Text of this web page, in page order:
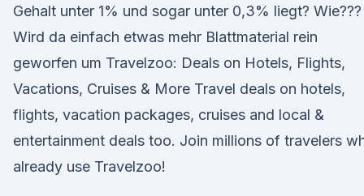
Gehalt unter 1% und sogar unter 0,3% liegt? Wie???
Wird da einfach etwas mehr Blattmaterial rein
geworfen um Travelzoo: Deals on Hotels, Flights,
Vacations, Cruises & More Travel deals on hotels,
flights, vacation packages, cruises and local &
entertainment deals too. Join millions of travelers
already use Travelzoo!